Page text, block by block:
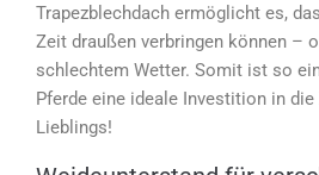
Trapezblechdach ermöglicht es,
Zeit draußen verbringen können –
schlechtem Wetter. Somit ist so
Pferde eine ideale Investition in
Lieblings!